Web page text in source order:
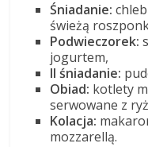
Śniadanie:
świeżą
Podwieczorek:
jogurtem,
II śniadanie:
Obiad: kotlety
serwowane z
Kolacja:
mozzarellą.